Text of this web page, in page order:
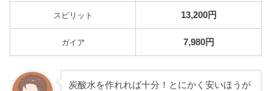
スピリット 13,200円
ガイア 7,980円
炭酸水を作れれば十分！とにかく安いほうが